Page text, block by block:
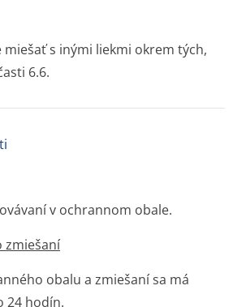
miešať s inými liekmi okrem tých,
6.6.
v ochrannom obale.
zmiešaní
obalu a zmiešaní sa má
24 hodín.